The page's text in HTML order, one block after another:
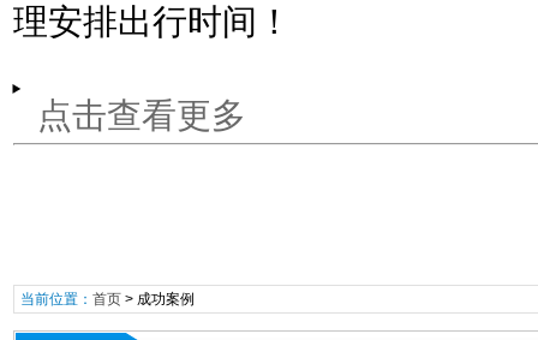
理安排出行时间！
点击查看更多
当前位置： 首页> 成功案例